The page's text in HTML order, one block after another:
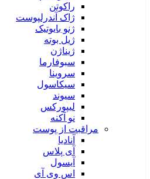
راکوتن
ژاک آندرلپوست
ژنو بایوتیک
ژیل بوته
ژیناژن
سبوفارما
سروینا
سیکاسول
سیوند
لیپورکس
نو آکنه
مراقبت از پوست
آنادیا
آی پلاس
آیسول
اس وی آی